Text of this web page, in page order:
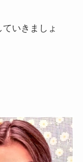
いきましょ